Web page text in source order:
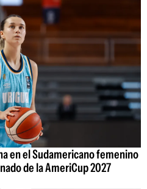
en el Sudamericano femenino
de la AmeriCup 2027